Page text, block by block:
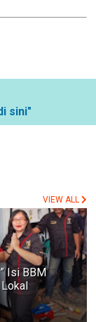
sini"
VIEW ALL
Isi BBM